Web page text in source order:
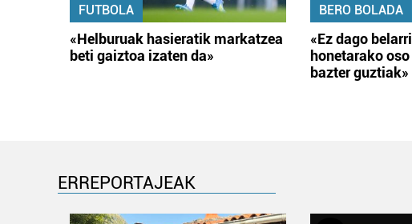
FUTBOLA
«Helburuak hasieratik markatzea
beti gaiztoa izaten da»
BERO BOLADA
«Ez dago
honetarako
bazter guztiak»
ERREPORTAJEAK